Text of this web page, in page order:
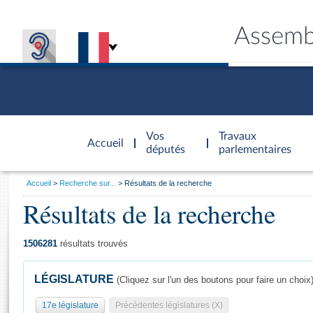
Accueil
d'accueil
Vos
députés
Travaux
parlementaires
Général
Vous
Accueil Recherche sur... Résultats de la recherche
Résultats de la recherche
1506281 résultats trouvés
LÉGISLATURE (Cliquez sur l'un des boutons pour faire un choix)
17e législature Précédentes législatures (X)